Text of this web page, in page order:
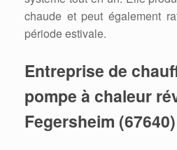
chaude et peut également
période estivale.
Entreprise de
pompe à chaleur
Fegersheim (67640)